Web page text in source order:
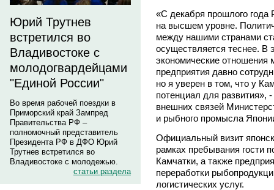
Юрий Трутнев
встретился во
Владивостоке с
молодогвардейцами
"Единой России"
Во время рабочей поездки в
Приморский край Зампред
Правительства РФ –
полномочный представитель
Президента РФ в ДФО Юрий
Трутнев встретился во
Владивостоке с молодежью.
статьи раздела
«С декабря прошлого года
на высшем уровне.
между нашими странами
осуществляется теснее. В
экономические
предприятия давно
но я уверен в том, что у
потенциал для развития»,
внешних связей
и рыбного промысла
Официальный визит
рамках пребывания гости
Камчатки, а также
переработки
логистических услуг.